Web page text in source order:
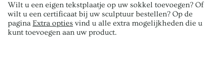
Wilt u een eigen tekstplaatje op uw sokkel toevoegen? Of
wilt u een certificaat bij uw sculptuur bestellen? Op de
pagina Extra opties vind u alle extra mogelijkheden die u
kunt toevoegen aan uw product.